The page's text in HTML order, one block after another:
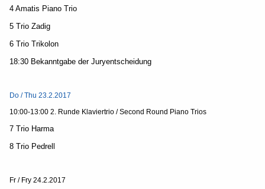
4 Amatis Piano Trio
5 Trio Zadig
6 Trio Trikolon
18:30 Bekanntgabe der Juryentscheidung
Do / Thu 23.2.2017
10:00-13:00 2. Runde Klaviertrio / Second Round Piano Trios
7 Trio Harma
8 Trio Pedrell
Fr / Fry 24.2.2017